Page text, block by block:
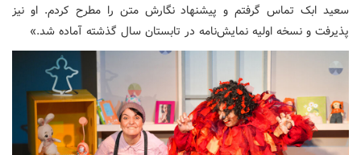
سعید ابک تماس گرفتم و پیشنهاد نگارش متن را مطرح کردم. او نیز
پذیرفت و نسخه اولیه نمایش‌نامه در تابستان سال گذشته آماده شد.»